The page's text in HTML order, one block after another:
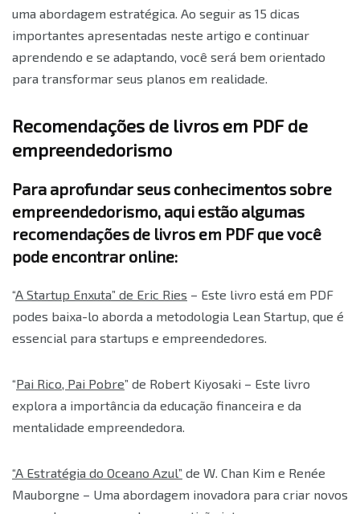
uma abordagem estratégica. Ao seguir as 15 dicas
importantes apresentadas neste artigo e continuar
aprendendo e se adaptando, você será bem orientado
para transformar seus planos em realidade.
Recomendações de livros em PDF de
empreendedorismo
Para aprofundar seus conhecimentos sobre
empreendedorismo, aqui estão algumas
recomendações de livros em PDF que você
pode encontrar online:
“A Startup Enxuta” de Eric Ries – Este livro está em PDF
podes baixa-lo aborda a metodologia Lean Startup, que é
essencial para startups e empreendedores.
“Pai Rico, Pai Pobre” de Robert Kiyosaki – Este livro
explora a importância da educação financeira e da
mentalidade empreendedora.
“A Estratégia do Oceano Azul” de W. Chan Kim e Renée
Mauborgne – Uma abordagem inovadora para criar novos